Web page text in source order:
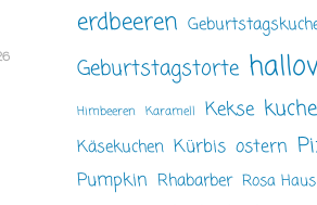
erdbeeren
Geburtstagstorte
Himbeeren Karamell Kekse
Käsekuchen Kürbis ostern
Pumpkin Rhabarber Rosa Haus